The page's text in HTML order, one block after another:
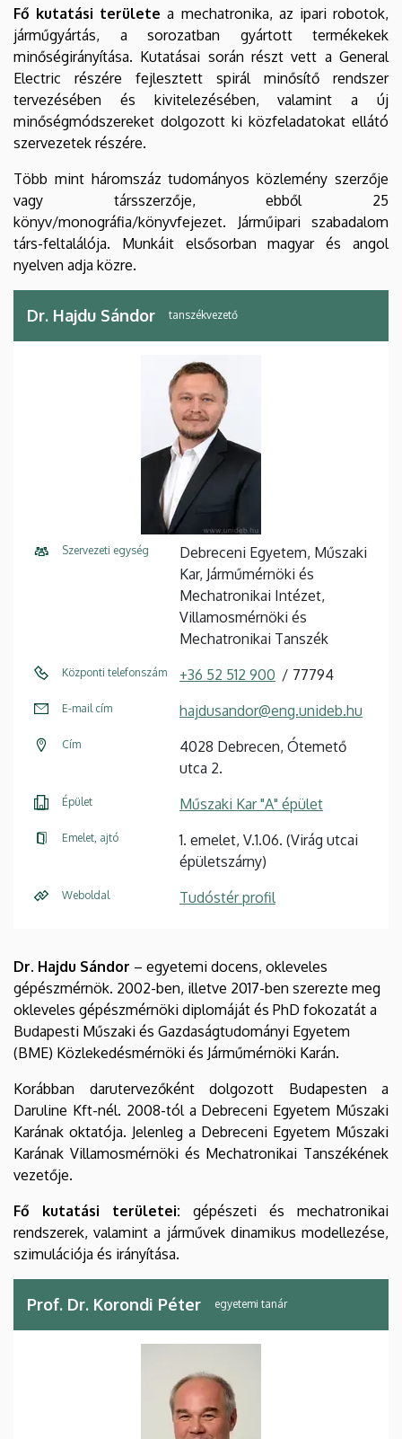
Fő kutatási területe a mechatronika, az ipari robotok,
járműgyártás, a sorozatban gyártott termékekek
minőségirányítása. Kutatásai során részt vett a General
Electric részére fejlesztett spirál minősítő rendszer
tervezésében és kivitelezésében, valamint a új
minőségmódszereket dolgozott ki közfeladatokat ellátó
szervezetek részére.
Több mint háromszáz tudományos közlemény szerzője
vagy társszerzője, ebből 25
könyv/monográfia/könyvfejezet. Járműipari szabadalom
társ-feltalálója. Munkáit elsősorban magyar és angol
nyelven adja közre.
Dr. Hajdu Sándor tanszékvezető
Szervezeti egység
Debreceni Egyetem, Műszaki
Kar, Járműmérnöki és
Mechatronikai Intézet,
Villamosmérnöki és
Mechatronikai Tanszék
Központi telefonszám +36 52 512 900 77794
E-mail cím hajdusandor@eng.unideb.hu
Cím
4028 Debrecen, Ótemető
utca 2.
Épület Műszaki Kar "A" épület
Emelet, ajtó
1. emelet, V.1.06. (Virág utcai
épületszárny)
Weboldal Tudóstér profil
Dr. Hajdu Sándor – egyetemi docens, okleveles
gépészmérnök. 2002-ben, illetve 2017-ben szerezte meg
okleveles gépészmérnöki diplomáját és PhD fokozatát a
Budapesti Műszaki és Gazdaságtudományi Egyetem
(BME) Közlekedésmérnöki és Járműmérnöki Karán.
Korábban darutervezőként dolgozott Budapesten a
Daruline Kft-nél. 2008-tól a Debreceni Egyetem Műszaki
Karának oktatója. Jelenleg a Debreceni Egyetem Műszaki
Karának Villamosmérnöki és Mechatronikai Tanszékének
vezetője.
Fő kutatási területei: gépészeti és mechatronikai
rendszerek, valamint a járművek dinamikus modellezése,
szimulációja és irányítása.
Prof. Dr. Korondi Péter egyetemi tanár